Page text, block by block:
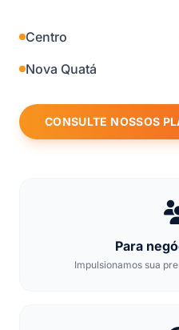
Centro
Nova Quatá
CONSULTE NOSSOS
Para
Impulsionamos sua